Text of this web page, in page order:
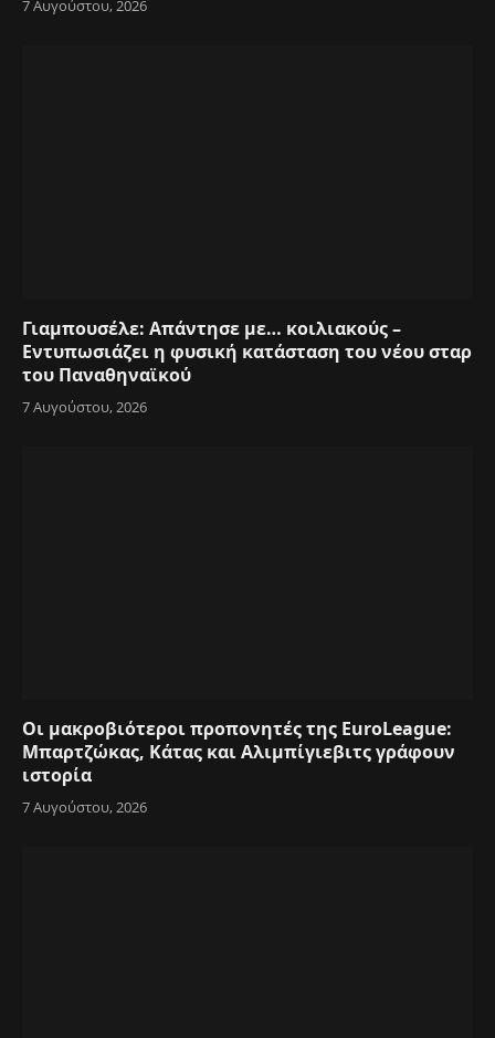
7 Αυγούστου, 2026
Γιαμπουσέλε: Απάντησε με… κοιλιακούς –
Εντυπωσιάζει η φυσική κατάσταση του νέου σταρ
του Παναθηναϊκού
7 Αυγούστου, 2026
Οι μακροβιότεροι προπονητές της EuroLeague:
Μπαρτζώκας, Κάτας και Αλιμπίγιεβιτς γράφουν
ιστορία
7 Αυγούστου, 2026